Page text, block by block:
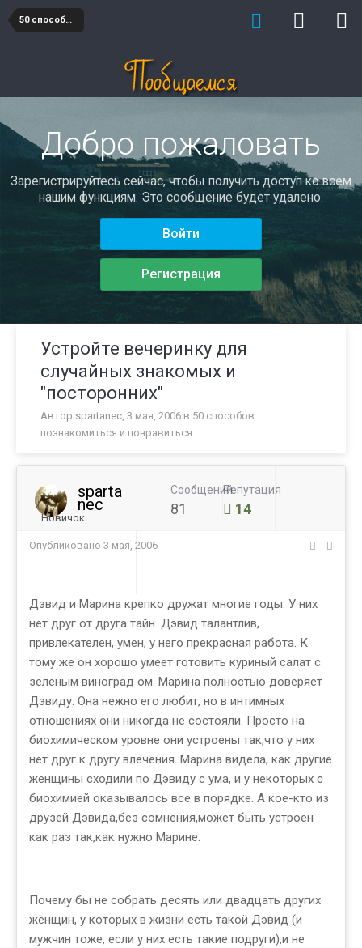
50 способов познакомиться и понравиться
Добро пожаловать
Зарегистрируйтесь сейчас, чтобы получить доступ ко всем
нашим функциям. Это сообщение будет удалено.
Войти
Регистрация
Устройте вечеринку для
случайных знакомых и
"посторонних"
Автор spartanec, 3 мая, 2006 в 50 способов
познакомиться и понравиться
sparta
nec
Новичок
Сообщений
81
Репутация
14
Опубликовано 3 мая, 2006
Дэвид и Марина крепко дружат многие годы. У них
нет друг от друга тайн. Дэвид талантлив,
привлекателен, умен, у него прекрасная работа. К
тому же он хорошо умеет готовить куриный салат с
зеленым виноград ом. Марина полностью доверяет
Дэвиду. Она нежно его любит, но в интимных
отношениях они никогда не состояли. Просто на
биохимическом уровне они устроены так,что у них
нет друг к другу влечения. Марина видела, как другие
женщины сходили по Дэвиду с ума, и у некоторых с
биохимией оказывалось все в порядке. А кое-кто из
друзей Дэвида,без сомнения,может быть устроен
как раз так,как нужно Марине.
Почему бы не собрать десять или двадцать других
женщин, у которых в жизни есть такой Дэвид (и
мужчин тоже, если у них есть такие подруги),и не